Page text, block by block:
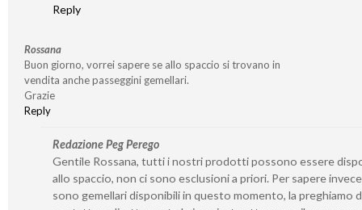
Reply
Rossana
Buon giorno, vorrei sapere se allo spaccio si trovano in
vendita anche passeggini gemellari.
Grazie
Reply
Redazione Peg Perego
Gentile Rossana, tutti i nostri prodotti possono essere
allo spaccio, non ci sono esclusioni a priori. Per sapere
sono gemellari disponibili in questo momento, la preghiamo